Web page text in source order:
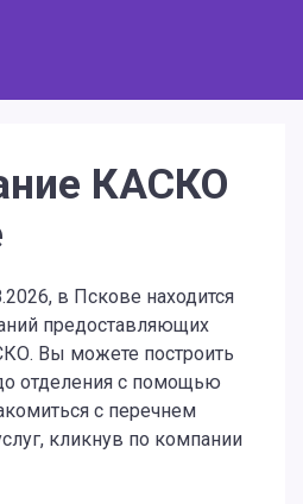
КАСКО
в Пскове находится
предоставляющих
Вы можете построить
отделения с помощью
с перечнем
кликнув по компании